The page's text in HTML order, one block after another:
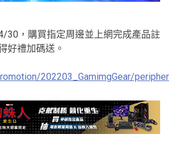
30，購買指定周邊並上網完成產品註
好禮加碼送。
202203_GamimgGear/